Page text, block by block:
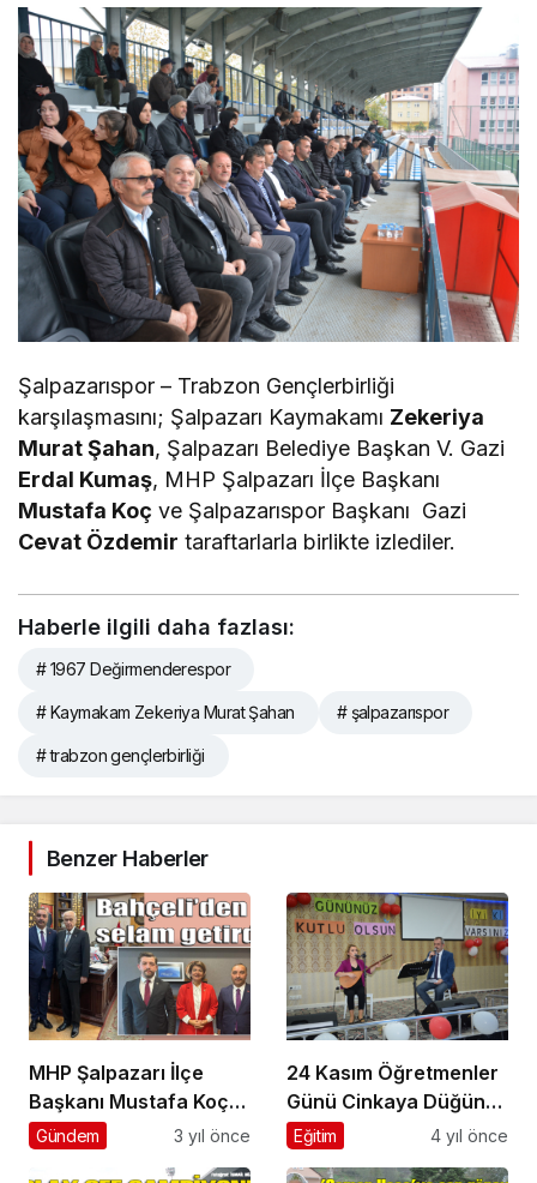
Şalpazarıspor – Trabzon Gençlerbirliği
karşılaşmasını; Şalpazarı Kaymakamı Zekeriya
Murat Şahan, Şalpazarı Belediye Başkan V. Gazi
Erdal Kumaş, MHP Şalpazarı İlçe Başkanı
Mustafa Koç ve Şalpazarıspor Başkanı Gazi
Cevat Özdemir taraftarlarla birlikte izlediler.
Haberle ilgili daha fazlası:
# 1967 Değirmenderespor
# Kaymakam Zekeriya Murat Şahan # şalpazarıspor
# trabzon gençlerbirliği
Benzer Haberler
MHP Şalpazarı İlçe
Başkanı Mustafa Koç
Ankara’da ziyaretlerde
Gündem 3 yıl önce
24 Kasım Öğretmenler
Günü Cinkaya Düğün
Salonunda kutlandı
Eğitim 4 yıl önce